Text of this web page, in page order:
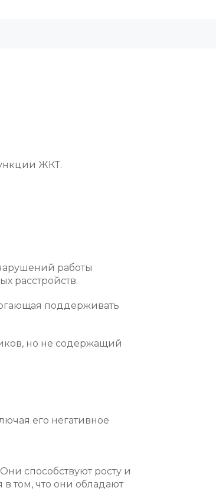
ЖКТ.
работы
расстройств.
поддерживать
но не содержащий
его негативное
способствуют росту и
том, что они обладают